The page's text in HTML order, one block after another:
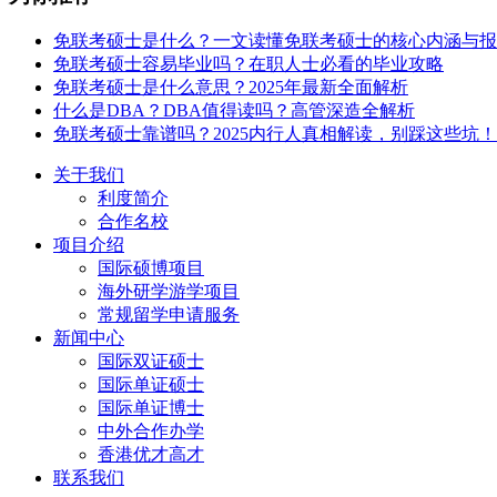
免联考硕士是什么？一文读懂免联考硕士的核心内涵与
免联考硕士容易毕业吗？在职人士必看的毕业攻略
免联考硕士是什么意思？2025年最新全面解析
什么是DBA？DBA值得读吗？高管深造全解析
免联考硕士靠谱吗？2025内行人真相解读，别踩这些坑！
关于我们
利度简介
合作名校
项目介绍
国际硕博项目
海外研学游学项目
常规留学申请服务
新闻中心
国际双证硕士
国际单证硕士
国际单证博士
中外合作办学
香港优才高才
联系我们